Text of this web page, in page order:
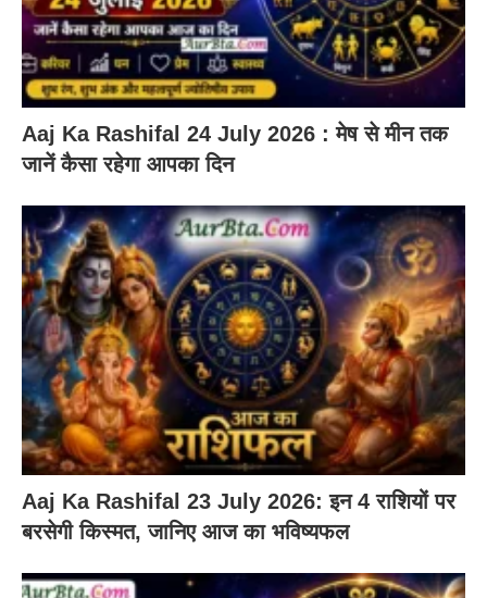
Aaj Ka Rashifal 24 July 2026 : मेष से मीन तक
जानें कैसा रहेगा आपका दिन
Aaj Ka Rashifal 23 July 2026: इन 4 राशियों पर
बरसेगी किस्मत, जानिए आज का भविष्यफल